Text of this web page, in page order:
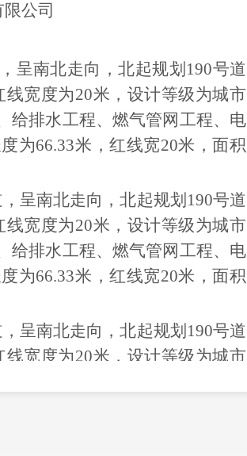
公司
呈南北走向，北起规划190号道
宽度为20米，设计等级为城市
给排水工程、燃气管网工程、电
为66.33米，红线宽20米，面积
呈南北走向，北起规划190号道
宽度为20米，设计等级为城市
给排水工程、燃气管网工程、电
为66.33米，红线宽20米，面积
呈南北走向，北起规划190号道
宽度为20米，设计等级为城市